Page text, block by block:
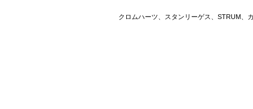
クロムハーツ、スタンリーゲス、STRUM、